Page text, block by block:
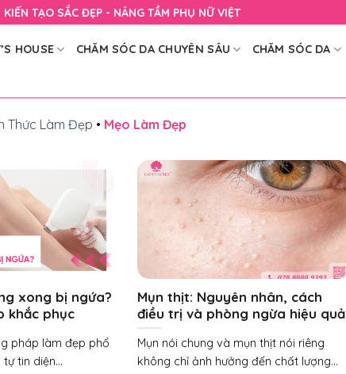
KIẾN TẠO SẮC ĐẸP - NÂNG TẦM PHỤ NỮ VIỆT
HOUSE CHĂM SÓC DA CHUYÊN SÂU CHĂM SÓC DA
Thức Làm Đẹp • Mẹo Làm Đẹp
xong bị ngứa?
khắc phục
pháp làm đẹp phổ
tin diện...
Mụn thịt: Nguyên nhân, cách
điều trị và phòng ngừa hiệu quả
Mụn nói chung và mụn thịt nói riêng
không chỉ ảnh hưởng đến chất lượng...